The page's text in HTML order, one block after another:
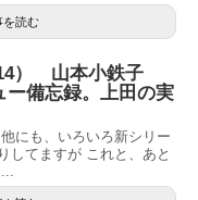
を読む
） 山本小鉄子
ー備忘録。上田の実
にも、いろいろ新シリー
してますが これと、あと